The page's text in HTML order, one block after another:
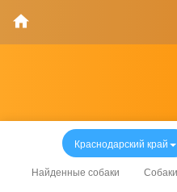
Краснодарский край
Найденные собаки